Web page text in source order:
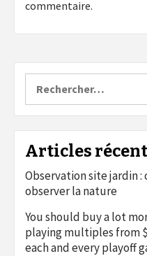
commentaire.
Articles
Observation site jardin
observer la nature
You should buy a lot
playing multiples from
each and every playoff